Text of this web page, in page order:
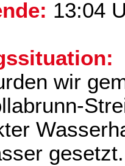
13:04
wir
gesetzt.